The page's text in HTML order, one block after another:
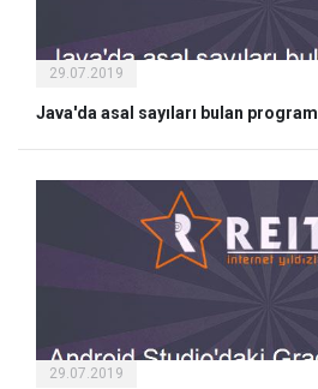
29.07.2019
Java'da asal sayıları bulan program
29.07.2019